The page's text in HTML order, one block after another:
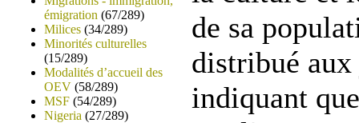
émigration (67/289)
Milices (34/289)
Minorités culturelles
(15/289)
Modalités d’accueil des
OEV (58/289)
MSF (54/289)
Nigeria (27/289)
de sa
distribué
indiquant